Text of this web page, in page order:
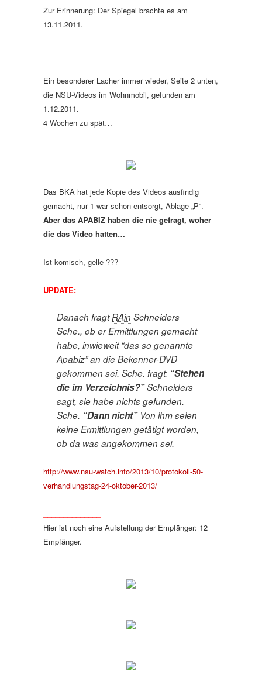
Zur Erinnerung: Der Spiegel brachte es am
13.11.2011.
Ein besonderer Lacher immer wieder, Seite 2 unten,
die NSU-Videos im Wohnmobil, gefunden am
1.12.2011.
4 Wochen zu spät…
Das BKA hat jede Kopie des Videos ausfindig
gemacht, nur 1 war schon entsorgt, Ablage „P“.
Aber das APABIZ haben die nie gefragt, woher
die das Video hatten…
Ist komisch, gelle ???
UPDATE:
Danach fragtRAin Schneiders
Sche., ob er Ermittlungen gemacht
habe, inwieweit “das so genannte
Apabiz” an die Bekenner-DVD
gekommen sei. Sche. fragt: “Stehen
die im Verzeichnis?”Schneiders
sagt, sie habe nichts gefunden.
Sche. “Dann nicht”Von ihm seien
keine Ermittlungen getätigt worden,
ob da was angekommen sei.
http://www.nsu-watch.info/2013/10/protokoll-50-
verhandlungstag-24-oktober-2013/
Hier ist noch eine Aufstellung der Empfänger: 12
Empfänger.